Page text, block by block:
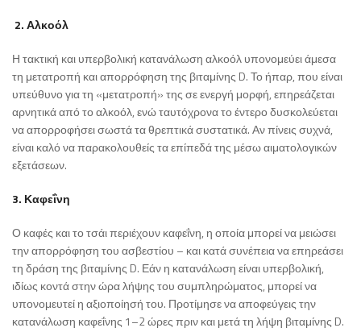
2. Αλκοόλ
Η τακτική και υπερβολική κατανάλωση αλκοόλ υπονομεύει άμεσα
τη μετατροπή και απορρόφηση της βιταμίνης D. Το ήπαρ, που είναι
υπεύθυνο για τη «μετατροπή» της σε ενεργή μορφή, επηρεάζεται
αρνητικά από το αλκοόλ, ενώ ταυτόχρονα το έντερο δυσκολεύεται
να απορροφήσει σωστά τα θρεπτικά συστατικά. Αν πίνεις συχνά,
είναι καλό να παρακολουθείς τα επίπεδά της μέσω αιματολογικών
εξετάσεων.
3. Καφεΐνη
Ο καφές και το τσάι περιέχουν καφεΐνη, η οποία μπορεί να μειώσει
την απορρόφηση του ασβεστίου – και κατά συνέπεια να επηρεάσει
τη δράση της βιταμίνης D. Εάν η κατανάλωση είναι υπερβολική,
ιδίως κοντά στην ώρα λήψης του συμπληρώματος, μπορεί να
υπονομευτεί η αξιοποίησή του. Προτίμησε να αποφεύγεις την
κατανάλωση καφεΐνης 1–2 ώρες πριν και μετά τη λήψη βιταμίνης D.